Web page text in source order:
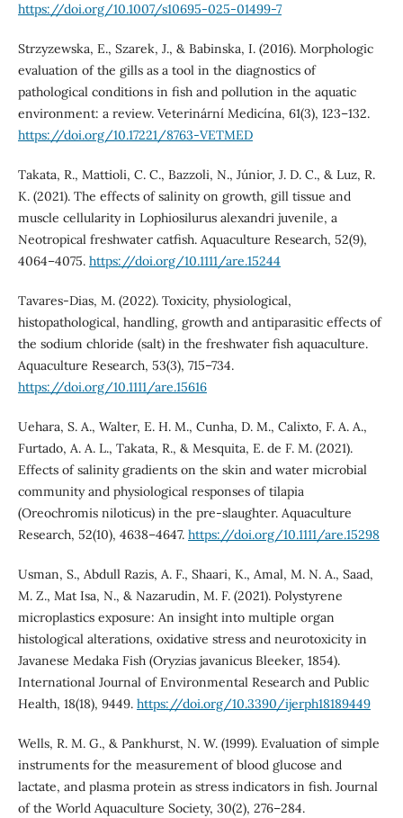
https://doi.org/10.1007/s10695-025-01499-7
Strzyzewska, E., Szarek, J., & Babinska, I. (2016). Morphologic
evaluation of the gills as a tool in the diagnostics of
pathological conditions in fish and pollution in the aquatic
environment: a review. Veterinární Medicína, 61(3), 123–132.
https://doi.org/10.17221/8763-VETMED
Takata, R., Mattioli, C. C., Bazzoli, N., Júnior, J. D. C., & Luz, R.
K. (2021). The effects of salinity on growth, gill tissue and
muscle cellularity in Lophiosilurus alexandri juvenile, a
Neotropical freshwater catfish. Aquaculture Research, 52(9),
4064–4075. https://doi.org/10.1111/are.15244
Tavares‐Dias, M. (2022). Toxicity, physiological,
histopathological, handling, growth and antiparasitic effects of
the sodium chloride (salt) in the freshwater fish aquaculture.
Aquaculture Research, 53(3), 715–734.
https://doi.org/10.1111/are.15616
Uehara, S. A., Walter, E. H. M., Cunha, D. M., Calixto, F. A. A.,
Furtado, A. A. L., Takata, R., & Mesquita, E. de F. M. (2021).
Effects of salinity gradients on the skin and water microbial
community and physiological responses of tilapia
(Oreochromis niloticus) in the pre‐slaughter. Aquaculture
Research, 52(10), 4638–4647. https://doi.org/10.1111/are.15298
Usman, S., Abdull Razis, A. F., Shaari, K., Amal, M. N. A., Saad,
M. Z., Mat Isa, N., & Nazarudin, M. F. (2021). Polystyrene
microplastics exposure: An insight into multiple organ
histological alterations, oxidative stress and neurotoxicity in
Javanese Medaka Fish (Oryzias javanicus Bleeker, 1854).
International Journal of Environmental Research and Public
Health, 18(18), 9449. https://doi.org/10.3390/ijerph18189449
Wells, R. M. G., & Pankhurst, N. W. (1999). Evaluation of simple
instruments for the measurement of blood glucose and
lactate, and plasma protein as stress indicators in fish. Journal
of the World Aquaculture Society, 30(2), 276–284.